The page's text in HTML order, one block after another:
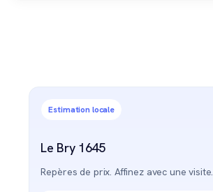
Estimation locale
Le Bry 1645
Repères de prix. Affinez avec une visite.